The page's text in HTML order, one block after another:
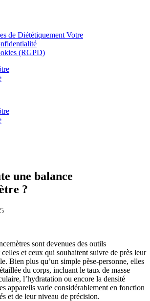
de Diététiquement Votre
(RGPD)
une balance
?
sont devenues des outils
et ceux qui souhaitent suivre de près leur
Bien plus qu’un simple pèse-personne, elles
du corps, incluant le taux de masse
l’hydratation ou encore la densité
appareils varie considérablement en fonction
et de leur niveau de précision.